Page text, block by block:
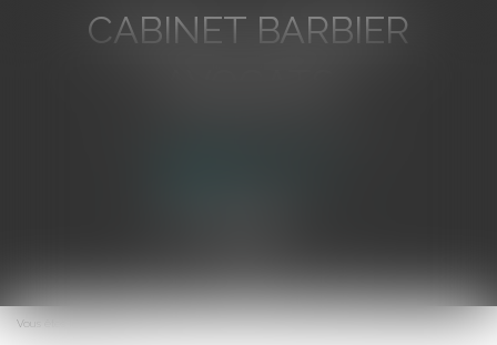
CABINET BARBIER
Ouvrir
le
Vous êtes ici :